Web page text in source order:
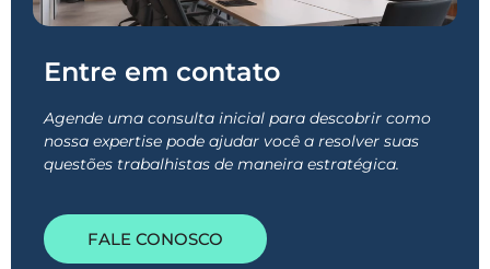
Entre em contato
Agende uma consulta inicial para descobrir como
nossa expertise pode ajudar você a resolver suas
questões trabalhistas de maneira estratégica.
FALE CONOSCO